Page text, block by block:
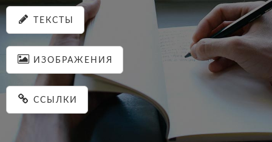
ТЕКСТЫ
ИЗОБРАЖЕНИЯ
ССЫЛКИ